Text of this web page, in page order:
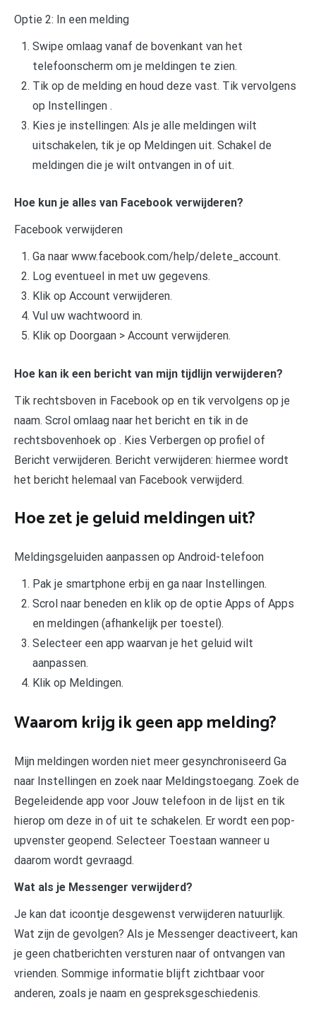
Optie 2: In een melding
Swipe omlaag vanaf de bovenkant van het
telefoonscherm om je meldingen te zien.
Tik op de melding en houd deze vast. Tik vervolgens
op Instellingen .
Kies je instellingen: Als je alle meldingen wilt
uitschakelen, tik je op Meldingen uit. Schakel de
meldingen die je wilt ontvangen in of uit.
Hoe kun je alles van Facebook verwijderen?
Facebook verwijderen
Ga naar www.facebook.com/help/delete_account.
Log eventueel in met uw gegevens.
Klik op Account verwijderen.
Vul uw wachtwoord in.
Klik op Doorgaan > Account verwijderen.
Hoe kan ik een bericht van mijn tijdlijn verwijderen?
Tik rechtsboven in Facebook op en tik vervolgens op je
naam. Scrol omlaag naar het bericht en tik in de
rechtsbovenhoek op . Kies Verbergen op profiel of
Bericht verwijderen. Bericht verwijderen: hiermee wordt
het bericht helemaal van Facebook verwijderd.
Hoe zet je geluid meldingen uit?
Meldingsgeluiden aanpassen op Android-telefoon
Pak je smartphone erbij en ga naar Instellingen.
Scrol naar beneden en klik op de optie Apps of Apps
en meldingen (afhankelijk per toestel).
Selecteer een app waarvan je het geluid wilt
aanpassen.
Klik op Meldingen.
Waarom krijg ik geen app melding?
Mijn meldingen worden niet meer gesynchroniseerd Ga
naar Instellingen en zoek naar Meldingstoegang. Zoek de
Begeleidende app voor Jouw telefoon in de lijst en tik
hierop om deze in of uit te schakelen. Er wordt een pop-
upvenster geopend. Selecteer Toestaan wanneer u
daarom wordt gevraagd.
Wat als je Messenger verwijderd?
Je kan dat icoontje desgewenst verwijderen natuurlijk.
Wat zijn de gevolgen? Als je Messenger deactiveert, kan
je geen chatberichten versturen naar of ontvangen van
vrienden. Sommige informatie blijft zichtbaar voor
anderen, zoals je naam en gespreksgeschiedenis.